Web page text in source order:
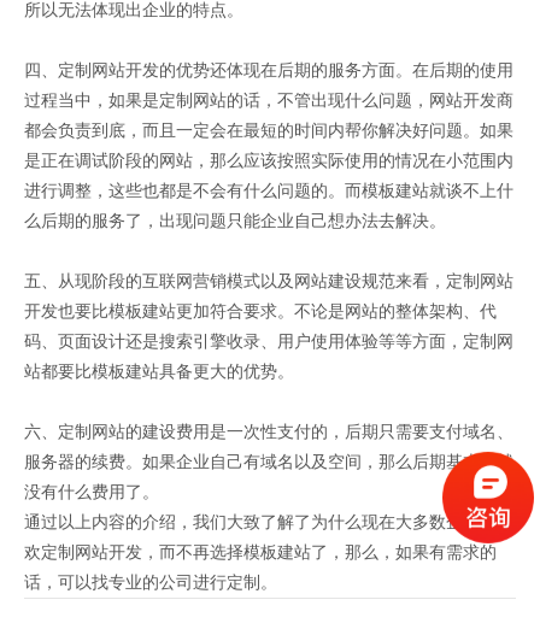
所以无法体现出企业的特点。
四、定制网站开发的优势还体现在后期的服务方面。在后期的使用
过程当中，如果是定制网站的话，不管出现什么问题，网站开发商
都会负责到底，而且一定会在最短的时间内帮你解决好问题。如果
是正在调试阶段的网站，那么应该按照实际使用的情况在小范围内
进行调整，这些也都是不会有什么问题的。而模板建站就谈不上什
么后期的服务了，出现问题只能企业自己想办法去解决。
五、从现阶段的互联网营销模式以及网站建设规范来看，定制网站
开发也要比模板建站更加符合要求。不论是网站的整体架构、代
码、页面设计还是搜索引擎收录、用户使用体验等等方面，定制网
站都要比模板建站具备更大的优势。
六、定制网站的建设费用是一次性支付的，后期只需要支付域名、
服务器的续费。如果企业自己有域名以及空间，那么后期基本上就
没有什么费用了。
通过以上内容的介绍，我们大致了解了为什么现在大多数企业都喜
欢定制网站开发，而不再选择模板建站了，那么，如果有需求的
话，可以找专业的公司进行定制。